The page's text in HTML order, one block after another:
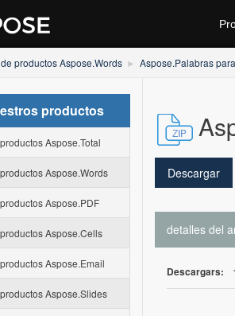
productos Aspose.Words Aspose.Palabras
productos
Aspose.Total
Aspose.Words
Aspose.PDF
Aspose.Cells
Aspose.Email
Aspose.Slides
Descargar
detalles del
Descargars: